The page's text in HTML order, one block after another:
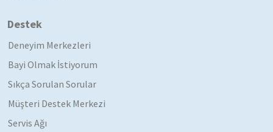
Destek
Deneyim Merkezleri
Bayi Olmak İstiyorum
Sıkça Sorulan Sorular
Müşteri Destek Merkezi
Servis Ağı